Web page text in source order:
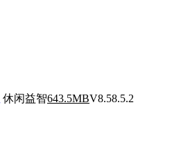
休闲益智643.5MBV8.58.5.2